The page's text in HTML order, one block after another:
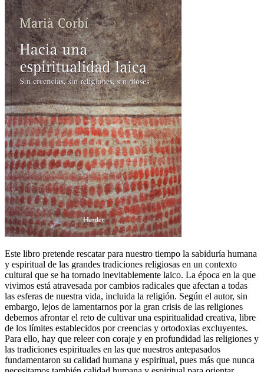
Este libro pretende rescatar para nuestro tiempo la sabiduría humana
y espiritual de las grandes tradiciones religiosas en un contexto
cultural que se ha tornado inevitablemente laico. La época en la que
vivimos está atravesada por cambios radicales que afectan a todas
las esferas de nuestra vida, incluida la religión. Según el autor, sin
embargo, lejos de lamentarnos por la gran crisis de las religiones
debemos afrontar el reto de cultivar una espiritualidad creativa, libre
de los límites establecidos por creencias y ortodoxias excluyentes.
Para ello, hay que releer con coraje y en profundidad las religiones y
las tradiciones espirituales en las que nuestros antepasados
fundamentaron su calidad humana y espiritual, pues más que nunca